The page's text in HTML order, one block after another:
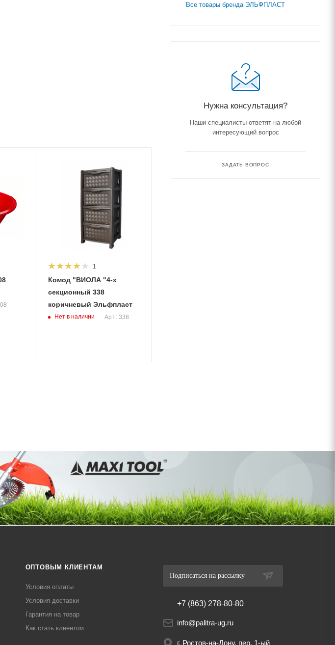
1
Комод "ВИОЛА "4-х
секционный 338
коричневый Эльфпласт
Нет в наличии Арт.: 338
Все товары бренда ЭЛЬФПЛАСТ
Нужна консультация?
Наши специалисты ответят на любой
интересующий вопрос
ЗАДАТЬ ВОПРОС
ОПТОВЫМ КЛИЕНТАМ
Условия оплаты
Условия доставки
Гарантия на товар
Как стать клиентом
Подписаться на рассылку
+7 (863) 278-80-80
info@palitra-ug.ru
г. Ростов-на-Дону, пер. 1-ый